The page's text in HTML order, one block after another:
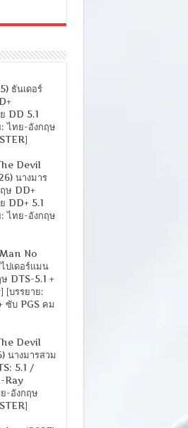
ธันเดอร์
DD 5.1
ไทย-อังกฤษ
Devil
นางมาร
ฤษ DD+
DD+ 5.1
ไทย-อังกฤษ
No
ปเดอร์แมน
ษ DTS-5.1 +
[บรรยาย:
ซับ PGS คม
Devil
นางมารสวม
5.1 /
Ray
-อังกฤษ